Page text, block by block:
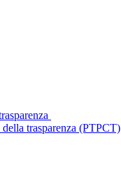
trasparenza (PTPCT)